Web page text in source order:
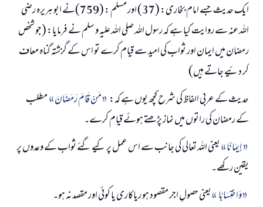
ایک حدیث جسے امام بخاری: (37) اور مسلم : (759)نے ابو ہریرہ رضی
اللہ عنہ سے روایت کیا ہے کہ رسول اللہ صلی اللہ علیہ و سلم نے فرمایا: (جو شخص
رمضان میں ایمان اور ثواب کی امید سے قیام کرے تو اس کے گزشتہ گناہ معاف
کر دئیے جاتے ہیں)
حدیث کے عربی الفاظ کی شرح کچھ یوں ہے کہ: مَنْ قَامَ رَمَضَانَ مطلب
کے رمضان کی راتوں میں نماز پڑھتے ہوئے قیام کرے۔
إِيمَانًا یعنی اللہ تعالی کی جانب سے اس عمل پر کیے گئے ثواب کے وعدوں پر
یقین رکھے۔
وَاحْتِسَابًا یعنی حصولِ اجر مقصود ہو ریاکاری یا کوئی اور مقصد نہ ہو۔